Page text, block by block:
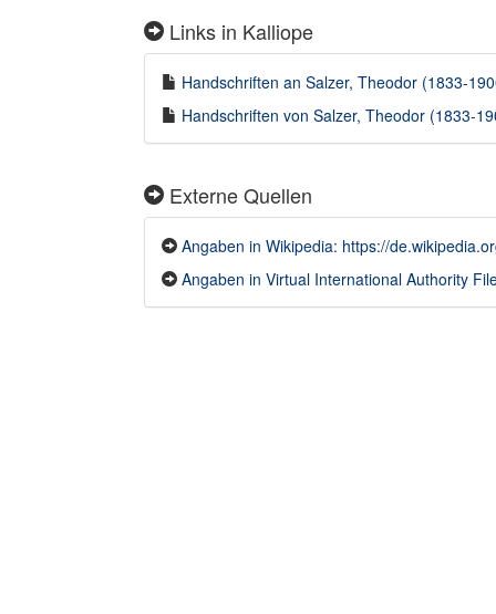
Links in Kalliope
Handschriften an Salzer, Theodor (1833-
Handschriften von Salzer, Theodor (1833-
Externe Quellen
Angaben in Wikipedia: https://
Angaben in Virtual International Authority